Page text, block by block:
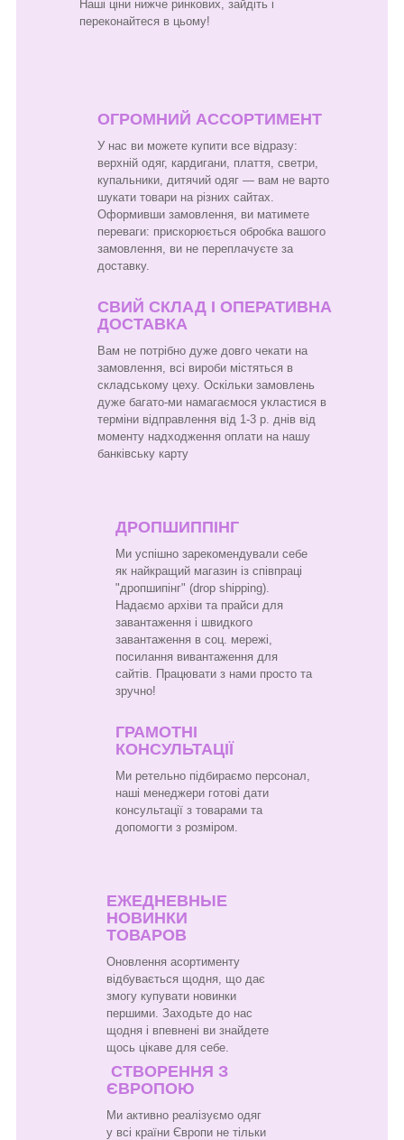
Наші ціни нижче ринкових, зайдіть і
переконайтеся в цьому!
ОГРОМНИЙ АССОРТИМЕНТ
У нас ви можете купити все відразу:
верхній одяг, кардигани, плаття, светри,
купальники, дитячий одяг — вам не варто
шукати товари на різних сайтах.
Оформивши замовлення, ви матимете
переваги: прискорюється обробка вашого
замовлення, ви не переплачуєте за
доставку.
СВИЙ СКЛАД І ОПЕРАТИВНА
ДОСТАВКА
Вам не потрібно дуже довго чекати на
замовлення, всі вироби містяться в
складському цеху. Оскільки замовлень
дуже багато-ми намагаємося укластися в
терміни відправлення від 1-3 р. днів від
моменту надходження оплати на нашу
банківську карту
ДРОПШИППІНГ
Ми успішно зарекомендували себе
як найкращий магазин із співпраці
"дропшипінг" (drop shipping).
Надаємо архіви та прайси для
завантаження і швидкого
завантаження в соц. мережі,
посилання вивантаження для
сайтів. Працювати з нами просто та
зручно!
ГРАМОТНІ
КОНСУЛЬТАЦІЇ
Ми ретельно підбираємо персонал,
наші менеджери готові дати
консультації з товарами та
допомогти з розміром.
ЕЖЕДНЕВНЫЕ
НОВИНКИ
ТОВАРОВ
Оновлення асортименту
відбувається щодня, що дає
змогу купувати новинки
першими. Заходьте до нас
щодня і впевнені ви знайдете
щось цікаве для себе.
СТВОРЕННЯ З
ЄВРОПОЮ
Ми активно реалізуємо одяг
у всі країни Європи не тільки